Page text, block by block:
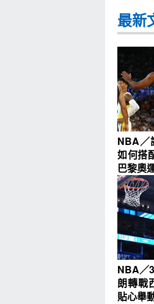
最新
NBA／
如何搭
巴黎奧
NBA／
朗轉戰
貼心舉